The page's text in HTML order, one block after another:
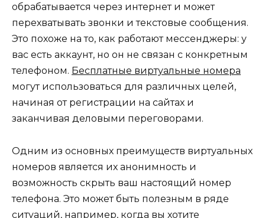
обрабатывается через интернет и может
перехватывать звонки и текстовые сообщения.
Это похоже на то, как работают мессенджеры: у
вас есть аккаунт, но он не связан с конкретным
телефоном. Бесплатные виртуальные номера
могут использоваться для различных целей,
начиная от регистрации на сайтах и
заканчивая деловыми переговорами.
Одним из основных преимуществ виртуальных
номеров является их анонимность и
возможность скрыть ваш настоящий номер
телефона. Это может быть полезным в ряде
ситуаций, например, когда вы хотите